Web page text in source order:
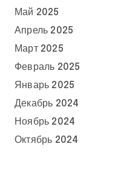
Май 2025
Апрель 2025
Март 2025
Февраль 2025
Январь 2025
Декабрь 2024
Ноябрь 2024
Октябрь 2024